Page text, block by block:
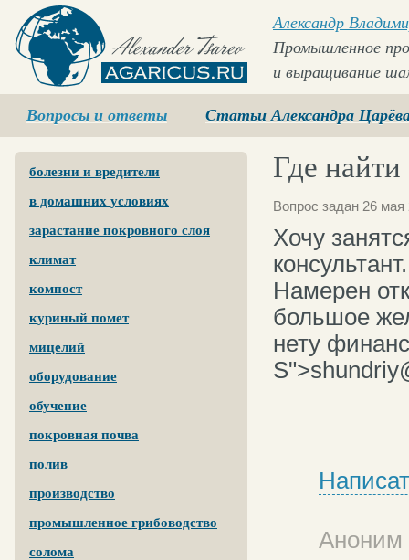
Agaricus.ru
Александр
Промышленное
и выращивание
Вопросы и ответы Статьи Александра
болезни и вредители
в домашних условиях
зарастание покровного слоя
климат
компост
куриный помет
мицелий
оборудование
обучение
покровная почва
полив
производство
промышленное грибоводство
солома
Где
Вопрос задан 26
Хочу
Намерен
большое
нету
Аноним